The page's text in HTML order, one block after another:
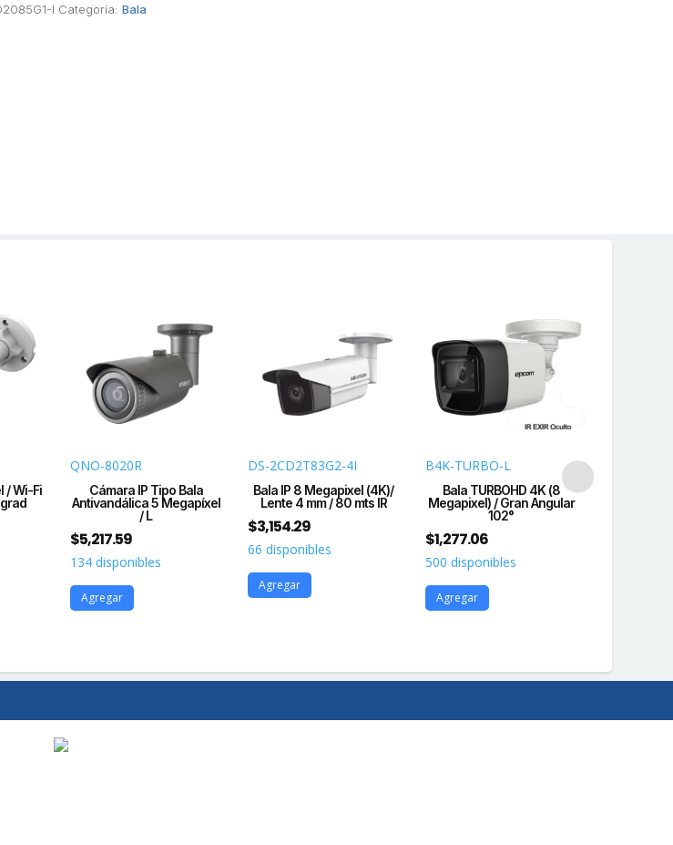
I Categoría: Bala
/ Wi-Fi
QNO-8020R
Cámara IP Tipo Bala
Antivandálica 5 Megapíxel
/ L
$5,217.59
134 disponibles
Agregar
DS-2CD2T83G2-4I
Bala IP 8 Megapixel (4K)/
Lente 4 mm / 80 mts IR
$3,154.29
66 disponibles
Agregar
B4K-TURBO-L
Bala TURBOHD 4K (8
Megapixel) / Gran Angular
102°
$1,277.06
500 disponibles
Agregar